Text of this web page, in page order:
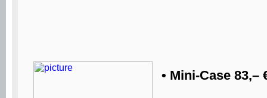
• Mini-Case 83,–